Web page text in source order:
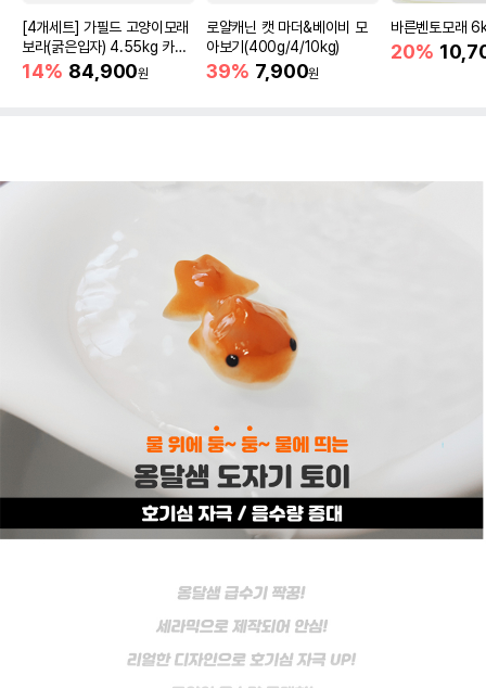
[4개세트] 가필드 고양이모래
보라(굵은입자) 4.55kg 카사
바모래
14% 84,900원
로얄캐닌 캣 마더&베이비 모
아보기(400g/4/10kg)
39% 7,900원
바른벤토모래
20%